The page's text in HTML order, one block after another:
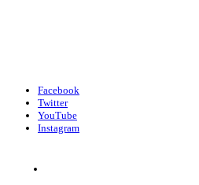
Facebook
Twitter
YouTube
Instagram